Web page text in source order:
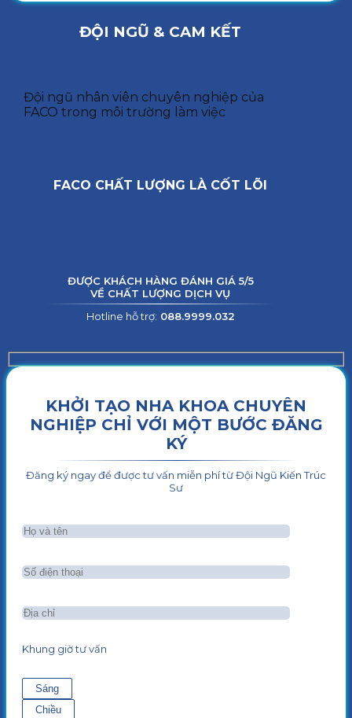
ĐỘI NGŨ & CAM KẾT
Đội ngũ nhân viên chuyên nghiệp của
FACO trong môi trường làm việc
FACO CHẤT LƯỢNG LÀ CỐT LÕI
ĐƯỢC KHÁCH HÀNG ĐÁNH GIÁ 5/5
VỀ CHẤT LƯỢNG DỊCH VỤ
Hotline hỗ trợ: 088.9999.032
KHỞI TẠO NHA KHOA CHUYÊN
NGHIỆP CHỈ VỚI MỘT BƯỚC ĐĂNG
KÝ
Đăng ký ngay để được tư vấn miễn phí từ Đội Ngũ Kiến Trúc
Sư
Khung giờ tư vấn
Sáng
Chiều